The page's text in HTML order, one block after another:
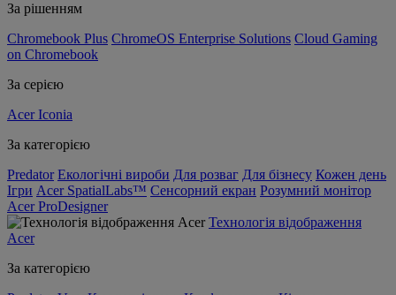
За рішенням
Chromebook Plus ChromeOS Enterprise Solutions Cloud Gaming
on Chromebook
За серією
Acer Iconia
За категорією
Predator Екологічні вироби Для розваг Для бізнесу Кожен день
Ігри Acer SpatialLabs™ Сенсорний екран Розумний монітор
Acer ProDesigner
Технологія відображення
Acer
За категорією